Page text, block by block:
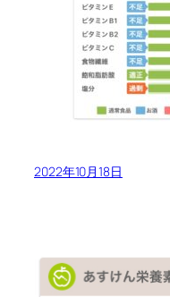
2022年10月18日